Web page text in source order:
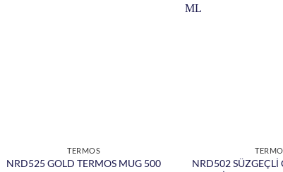
TERMOS
NRD525 GOLD TERMOS MUG 500
NRD502 SÜZGEÇLİ